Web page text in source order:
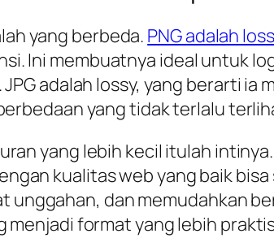
yang berbeda. PNG adalah
Ini membuatnya ideal untuk
adalah lossy, yang berarti
yang tidak terlalu
yang lebih kecil itulah
kualitas web yang baik
unggahan, dan memudahkan
menjadi format yang lebih